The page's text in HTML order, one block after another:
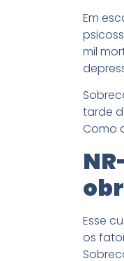
Em
mil
tarde
Como
Esse
os